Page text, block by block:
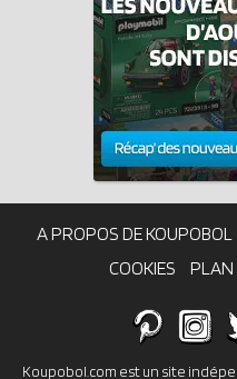
A PROPOS DE KOUPOBOL
COOKIES
PLAN
Koupobol.com est un site